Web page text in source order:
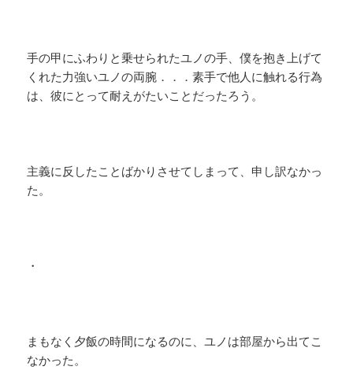
手の甲にふわりと乗せられたユノの手、僕を抱き上げて
くれた力強いユノの両腕．．．素手で他人に触れる行為
は、彼にとって耐えがたいことだったろう。
主義に反したことばかりさせてしまって、申し訳なかっ
た。
・
まもなく夕飯の時間になるのに、ユノは部屋から出てこ
なかった。